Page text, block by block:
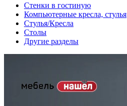
Стенки в гостиную
Компьютерные кресла, стулья
Стулья/Кресла
Столы
Другие разделы